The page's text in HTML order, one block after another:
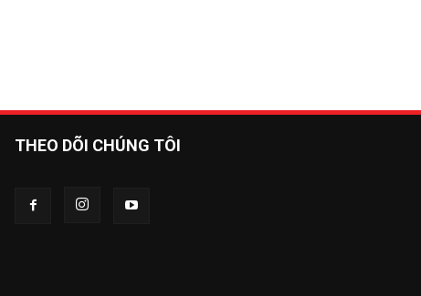
THEO DÕI CHÚNG TÔI